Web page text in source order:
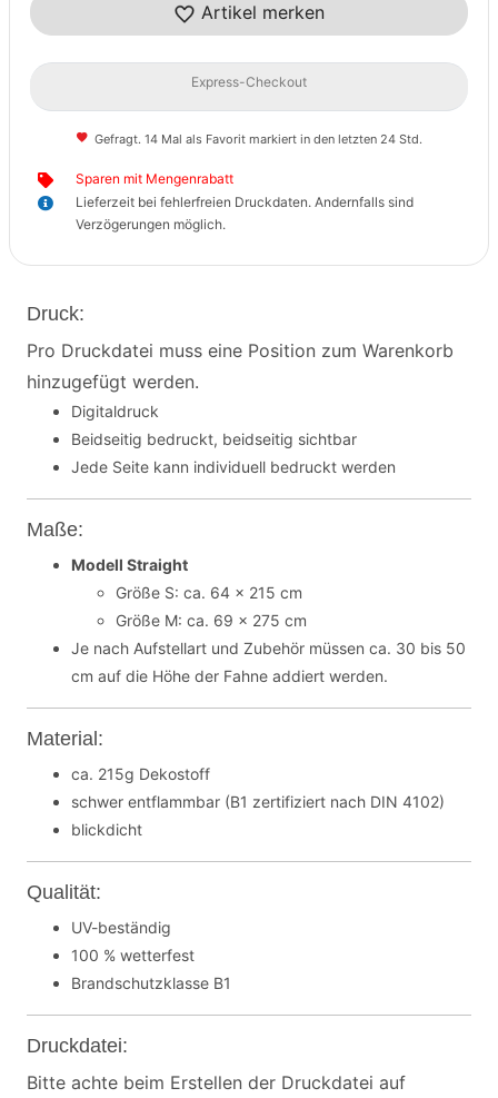
Artikel merken
Express-Checkout
Gefragt. 14 Mal als Favorit markiert in den letzten 24 Std.
Sparen mit Mengenrabatt
Lieferzeit bei fehlerfreien Druckdaten. Andernfalls sind
Verzögerungen möglich.
Druck:
Pro Druckdatei muss eine Position zum Warenkorb
hinzugefügt werden.
Digitaldruck
Beidseitig bedruckt, beidseitig sichtbar
Jede Seite kann individuell bedruckt werden
Maße:
Modell Straight
Größe S: ca. 64 x 215 cm
Größe M: ca. 69 x 275 cm
Je nach Aufstellart und Zubehör müssen ca. 30 bis 50
cm auf die Höhe der Fahne addiert werden.
Material:
ca. 215g Dekostoff
schwer entflammbar (B1 zertifiziert nach DIN 4102)
blickdicht
Qualität:
UV-beständig
100 % wetterfest
Brandschutzklasse B1
Druckdatei:
Bitte achte beim Erstellen der Druckdatei auf